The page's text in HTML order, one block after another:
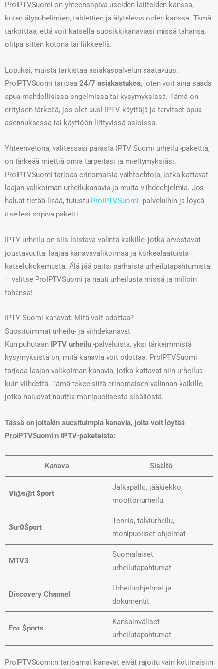
ProIPTVSuomi on yhteensopiva useiden laitteiden kanssa,
kuten älypuhelimien, tablettien ja älytelevisioiden kanssa. Tämä
tarkoittaa, että voit katsella suosikkikanaviasi missä tahansa,
olitpa sitten kotona tai liikkeellä.
Lopuksi, muista tarkistaa asiakaspalvelun saatavuus.
ProIPTVSuomi tarjoaa 24/7 asiakastukea, joten voit aina saada
apua mahdollisissa ongelmissa tai kysymyksissä. Tämä on
erityisen tärkeää, jos olet uusi IPTV-käyttäjä ja tarvitset apua
asennuksessa tai käyttöön liittyvissä asioissa.
Yhteenvetona, valitessasi parasta IPTV Suomi urheilu -pakettia,
on tärkeää miettiä omia tarpeitasi ja mieltymyksiäsi.
ProIPTVSuomi tarjoaa erinomaisia vaihtoehtoja, jotka kattavat
laajan valikoiman urheilukanavia ja muita viihdeohjelmia. Jos
haluat tietää lisää, tutustu ProIPTVSuomi -palveluihin ja löydä
itsellesi sopiva paketti.
IPTV urheilu on siis loistava valinta kaikille, jotka arvostavat
joustavuutta, laajaa kanavavalikoimaa ja korkealaatuista
katselukokemusta. Älä jää paitsi parhaista urheilutapahtumista
– valitse ProIPTVSuomi ja nauti urheilusta missä ja milloin
tahansa!
IPTV Suomi kanavat: Mitä voit odottaa?
Suosituimmat urheilu- ja viihdekanavat
Kun puhutaan
IPTV urheilu -palveluista, yksi tärkeimmistä
kysymyksistä on, mitä kanavia voit odottaa. ProIPTVSuomi
tarjoaa laajan valikoiman kanavia, jotka kattavat niin urheilua
kuin viihdettä. Tämä tekee siitä erinomaisen valinnan kaikille,
jotka haluavat nauttia monipuolisesta sisällöstä.
Tässä on joitakin suosituimpia kanavia, joita voit löytää
ProIPTVSuomi:n IPTV-paketeista:
Kanava Sisältö
Vi@s@t $port
Jalkapallo, jääkiekko,
moottoriurheilu
3ur0$port
Tennis, talviurheilu,
monipuoliset ohjelmat
MTV3
Suomalaiset
urheilutapahtumat
Discovery Channel
Urheiluohjelmat ja
dokumentit
Fox $ports
Kansainväliset
urheilutapahtumat
ProIPTVSuomi:n tarjoamat kanavat eivät rajoitu vain kotimaisiin